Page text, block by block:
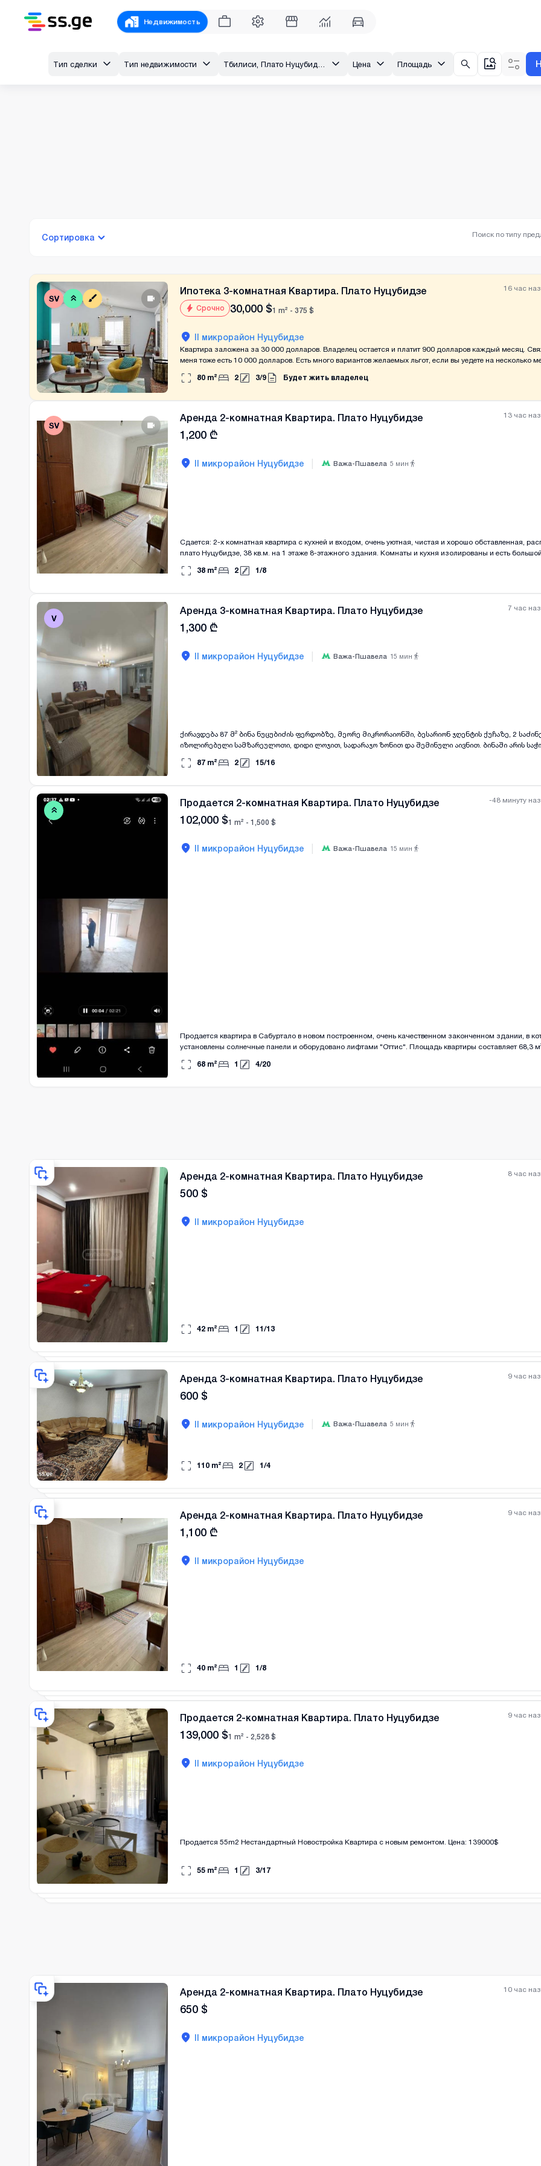
Недвижимость
Тип сделки Тип недвижимости Цена Площадь
Сортировка Поиск по типу
16 час
Ипотека 3-комнатная Квартира. Плато Нуцубидзе
Срочно 30,000 $1 m² - 375 $
II микрорайон Нуцубидзе
Квартира заложена за 30 000 долларов. Владелец остается и платит 900 долларов каждый месяц.
меня тоже есть 10 000 долларов. Есть много вариантов желаемых льгот, если вы уедете на несколько
80 m² 2 3/9 Будет жить владелец
13 час
Аренда 2-комнатная Квартира. Плато Нуцубидзе
1,200 ₾
II микрорайон Нуцубидзе Важа-Пшавела 5 мин
Сдается: 2-х комнатная квартира с кухней и входом, очень уютная, чистая и хорошо обставленная,
плато Нуцубидзе, 38 кв.м. на 1 этаже 8-этажного здания. Комнаты и кухня изолированы и есть
новая, отремонтированная и необжитая, с центральным отоплением, меблированная, оборудованная
ванной техникой (стиральная машина, холодильник, газовая плита), телевизором и интернетом.
студентов. Аренда 1200 лари в месяц при предоплате на 2 месяца, не менее чем на 1 год.
38 m² 2 1/8
7 час
Аренда 3-комнатная Квартира. Плато Нуцубидзе
1,300 ₾
II микрорайон Нуцубидзе Важа-Пшавела 15 мин
ქირავდება 87 მ² ბინა ნუცუბიძის ფერდობზე, მეორე მიკრორაიონში, ბესარიონ ჯღენტის ქუჩაზე, 2
იზოლირებული სამზარეულოთი, დიდი ლოჯით, სადარაჯო ზონით და შემინული აივნით. ბინაში არის
ტექნიკა, ახალი გარემონტებული და აუცილებელი. ქირავდება გრძელვადიანად, პირველი და ბოლო თვის
გადახდით.
87 m² 2 15/16
-48 минуту
Продается 2-комнатная Квартира. Плато Нуцубидзе
102,000 $1 m² - 1,500 $
II микрорайон Нуцубидзе Важа-Пшавела 15 мин
Продается квартира в Сабуртало в новом построенном, очень качественном законченном здании, в
установлены солнечные панели и оборудовано лифтами "Оттис". Площадь квартиры составляет 68,3
- 3 м. Есть балкон, солнечная сторона, красивый вид вперед с зеленью и слева с видом на город,
этаж. Цена-1 м²-1500$. В этом завершенном блоке такие квартиры такой площади с такими видами
68 m² 1 4/20
8 час
Аренда 2-комнатная Квартира. Плато Нуцубидзе
500 $
II микрорайон Нуцубидзе
42 m² 1 11/13
9 час
Аренда 3-комнатная Квартира. Плато Нуцубидзе
600 $
II микрорайон Нуцубидзе Важа-Пшавела 5 мин
110 m² 2 1/4
9 час
Аренда 2-комнатная Квартира. Плато Нуцубидзе
1,100 ₾
II микрорайон Нуцубидзе
40 m² 1 1/8
9 час
Продается 2-комнатная Квартира. Плато Нуцубидзе
139,000 $1 m² - 2,528 $
II микрорайон Нуцубидзе
Продается 55m2 Нестандартный Новостройка Квартира с новым ремонтом. Цена: 139000$
55 m² 1 3/17
10 час
Аренда 2-комнатная Квартира. Плато Нуцубидзе
650 $
II микрорайон Нуцубидзе